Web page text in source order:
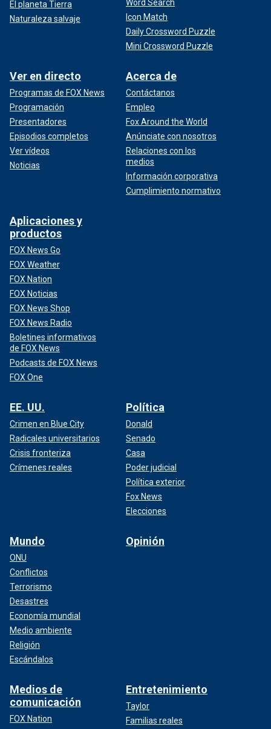
El planeta Tierra
Naturaleza salvaje
Word Search
Icon Match
Daily Crossword Puzzle
Mini Crossword Puzzle
Ver en directo
Programas de FOX News
Programación
Presentadores
Episodios completos
Ver vídeos
Noticias
Acerca de
Contáctanos
Empleo
Fox Around the World
Anúnciate con nosotros
Relaciones con los
medios
Información corporativa
Cumplimiento normativo
Aplicaciones y
productos
FOX News Go
FOX Weather
FOX Nation
FOX Noticias
FOX News Shop
FOX News Radio
Boletines informativos
de FOX News
Podcasts de FOX News
FOX One
EE. UU.
Crimen en Blue City
Radicales universitarios
Crisis fronteriza
Crímenes reales
Política
Donald
Senado
Casa
Poder judicial
Política exterior
Fox News
Elecciones
Mundo
ONU
Conflictos
Terrorismo
Desastres
Economía mundial
Medio ambiente
Religión
Escándalos
Opinión
Medios de
comunicación
FOX Nation
Entretenimiento
Taylor
Familias reales